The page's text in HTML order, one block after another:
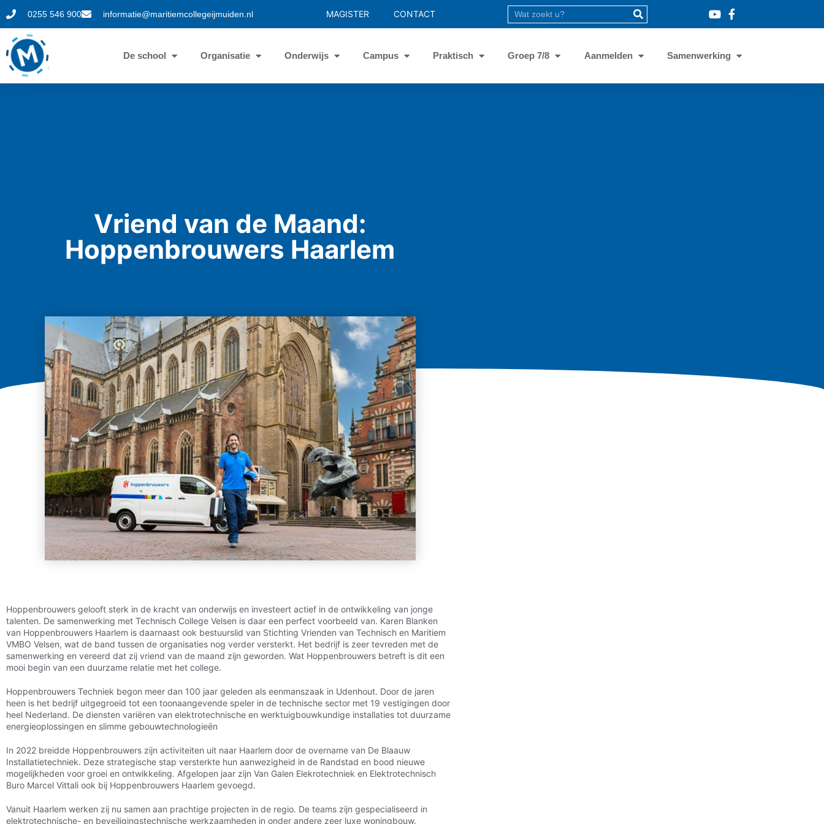
0255 546 900 informatie@maritiemcollegeijmuiden.nl MAGISTER CONTACT
De school Organisatie Onderwijs Campus Praktisch Groep 7/8 Aanmelden Samenwerking
Vriend van de Maand:
Hoppenbrouwers Haarlem
Hoppenbrouwers gelooft sterk in de kracht van onderwijs en investeert actief in de ontwikkeling van jonge
talenten. De samenwerking met Technisch College Velsen is daar een perfect voorbeeld van. Karen Blanken
van Hoppenbrouwers Haarlem is daarnaast ook bestuurslid van Stichting Vrienden van Technisch en Maritiem
VMBO Velsen, wat de band tussen de organisaties nog verder versterkt. Het bedrijf is zeer tevreden met de
samenwerking en vereerd dat zij vriend van de maand zijn geworden. Wat Hoppenbrouwers betreft is dit een
mooi begin van een duurzame relatie met het college.
Hoppenbrouwers Techniek begon meer dan 100 jaar geleden als eenmanszaak in Udenhout. Door de jaren
heen is het bedrijf uitgegroeid tot een toonaangevende speler in de technische sector met 19 vestigingen door
heel Nederland. De diensten variëren van elektrotechnische en werktuigbouwkundige installaties tot duurzame
energieoplossingen en slimme gebouwtechnologieën
In 2022 breidde Hoppenbrouwers zijn activiteiten uit naar Haarlem door de overname van De Blaauw
Installatietechniek. Deze strategische stap versterkte hun aanwezigheid in de Randstad en bood nieuwe
mogelijkheden voor groei en ontwikkeling. Afgelopen jaar zijn Van Galen Elekrotechniek en Elektrotechnisch
Buro Marcel Vittali ook bij Hoppenbrouwers Haarlem gevoegd.
Vanuit Haarlem werken zij nu samen aan prachtige projecten in de regio. De teams zijn gespecialiseerd in
elektrotechnische- en beveiligingstechnische werkzaamheden in onder andere zeer luxe woningbouw.